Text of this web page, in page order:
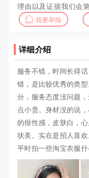
理由以及证据我们会
我要举报
详细介绍
服务不错，时间长得
错，是比较优秀的类
分，服务态度没问题
点小贵。身材没的说
的很性感，皮肤白，
状美。实在是招人喜
平时拍一些淘宝衣服